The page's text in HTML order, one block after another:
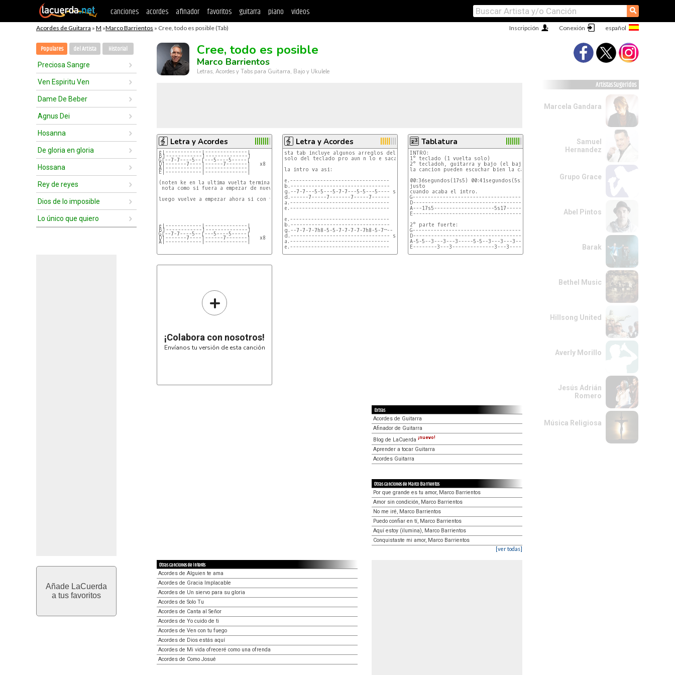
canciones acordes afinador favoritos guitarra piano videos ⚲
Acordes de Guitarra » M »Marco Barrientos » Cree, todo es posible (Tab) Conexión
Inscripción
Populares del Artista Historial
Preciosa Sangre
Ven Espiritu Ven
Dame De Beber
Agnus Dei
Hosanna
De gloria en gloria
Hossana
Rey de reyes
Dios de lo imposible
Lo único que quiero
Añade LaCuerda
a tus favoritos
Cree, todo es posible
Marco Barrientos
Letras, Acordes y Tabs para Guitarra, Bajo y Ukulele
Letra y Acordes
e|------------|--------------|
B|------------|--------------|
G|--7-7----5--|---5----5-----|
D|-------7----|------7-------|   x8
A|------------|--------------|
E|------------|--------------|
(noten ke en la ultima vuelta termina con la primera
nota como si fuera a empezar de nuevo)
luego vuelve a empezar ahora si con toda la musica
e|------------|--------------|
B|------------|--------------|
G|--7-7----5--|---5----5-----|
D|-------7----|------7-------|   x8
A|------------|--------------|
Letra y Acordes
sta tab incluye algunos arreglos del teclado.. pronto subire el
solo del teclado pro aun n lo e sacado completo..
la intro va asi:
e.---------------------------------
b.---------------------------------
g.--7-7---5-5---5-7-7---5-5---5---- sto va varias vecs..
d.------7-----7-------7-----7------
a.---------------------------------
e.---------------------------------
e.---------------------------------
b.---------------------------------
g.--7-7-7-7h8-5-5-7-7-7-7-7h8-5-7~-- sto es lo q hace el teclado en las
d.--------------------------------- strofas..
a.---------------------------------
e.---------------------------------
Tablatura
INTRO:
1° teclado (1 vuelta solo)
2° tecladoh, guitarra y bajo (el bajo entra con slide a los 36segundos de
la cancion pueden escuchar bien la cancion y se daran cuenta)
00:36segundos(17s5) 00:41segundos(5s17) --> cae en el traste 17
justo
cuando acaba el intro.
G--------------------------------------------------
D--------------------------------------------------
A---17s5--------------------5s17-------------------
E--------------------------------------------------
2° parte fuerte:
G----------------------------------------
D----------------------------------------
A-5-5--3---3---3-----5-5--3---3---3------ x 8
E--------3---3--------------3---3--------
termina en D y seguido el verso:(tienen que escuchar bien la cancion)
+
¡Colabora con nosotros!
Envíanos tu versión de esta canción
Extras
Acordes de Guitarra
Afinador de Guitarra
Blog de LaCuerda ¡nuevo!
Aprender a tocar Guitarra
Acordes Guitarra
Otras canciones de Marco Barrientos
Por que grande es tu amor, Marco Barrientos
Amor sin condición, Marco Barrientos
No me iré, Marco Barrientos
Puedo confiar en tí, Marco Barrientos
Aquí estoy (ilumina), Marco Barrientos
Conquistaste mi amor, Marco Barrientos
[ver todas]
Otras canciones de interés
Acordes de Alguien te ama
Acordes de Gracia Implacable
Acordes de Un siervo para su gloria
Acordes de Solo Tu
Acordes de Canta al Señor
Acordes de Yo cuido de ti
Acordes de Ven con tu fuego
Acordes de Dios estás aquí
Acordes de Mi vida ofreceré como una ofrenda
Acordes de Como Josué
Artistas Sugeridos
Marcela Gandara
Samuel
Hernandez
Grupo Grace
Abel Pintos
Barak
Bethel Music
Hillsong United
Averly Morillo
Jesús Adrián
Romero
Música Religiosa